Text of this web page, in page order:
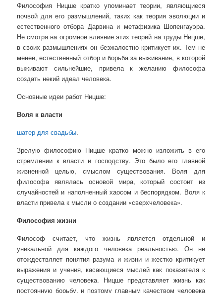
Философия Ницше кратко упоминает теории, являющиеся
почвой для его размышлений, таких как теория эволюции и
естественного отбора Дарвина и метафизика Шопенгауэра.
Не смотря на огромное влияние этих теорий на труды Ницше,
в своих размышлениях он безжалостно критикует их. Тем не
менее, естественный отбор и борьба за выживание, в которой
выживают сильнейшие, привела к желанию философа
создать некий идеал человека.
Основные идеи работ Ницше:
Воля к власти
шатер для свадьбы.
Зрелую философию Ницше кратко можно изложить в его
стремлении к власти и господству. Это было его главной
жизненной целью, смыслом существования. Воля для
философа являлась основой мира, который состоит из
случайностей и наполненный хаосом и беспорядком. Воля к
власти привела к мысли о создании «сверхчеловека».
Философия жизни
Философ считает, что жизнь является отдельной и
уникальной для каждого человека реальностью. Он не
отождествляет понятия разума и жизни и жестко критикует
выражения и учения, касающиеся мыслей как показателя к
существованию человека. Ницше представляет жизнь как
постоянную борьбу, и поэтому главным качеством человека